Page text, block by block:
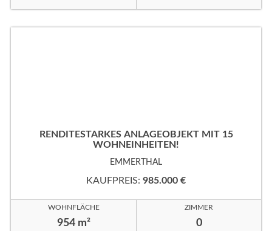
RENDITESTARKES ANLAGEOBJEKT MIT 15
WOHNEINHEITEN!
EMMERTHAL
KAUFPREIS: 985.000 €
WOHNFLÄCHE
954 m²
ZIMMER
0